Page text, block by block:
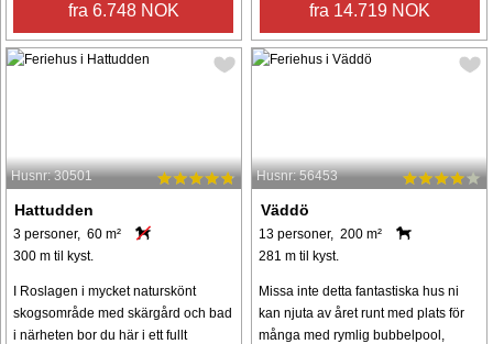
fra 6.748 NOK fra 14.719 NOK
Husnr: 30501
Hattudden
3 personer, 60 m²
300 m til kyst.
I Roslagen i mycket naturskönt
skogsområde med skärgård och bad
i närheten bor du här i ett fullt
Husnr: 56453
Väddö
13 personer, 200 m²
281 m til kyst.
Missa inte detta fantastiska hus ni
kan njuta av året runt med plats för
många med rymlig bubbelpool,